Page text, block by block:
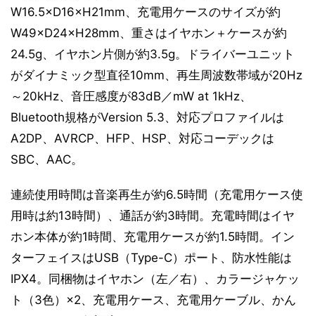
W16.5×D16×H21mm、充電用ケースのサイズが約
W49×D24×H28mm、重さはイヤホン＋ケースが約
24.5g、イヤホン片側が約3.5g。ドライバーユニット
がダイナミック型直径10mm、再生周波数帯域が20Hz
～20kHz、音圧感度が83dB／mW at 1kHz、
Bluetooth規格がVersion 5.3、対応プロファイルは
A2DP、AVRCP、HFP、HSP、対応コーデックは
SBC、AAC。
連続使用時間は音楽再生が約6.5時間（充電用ケース使
用時は約13時間）、通話が約3時間。充電時間はイヤ
ホン本体が約1時間、充電用ケースが約1.5時間。イン
ターフェイスはUSB（Type-C）ポート、防水性能は
IPX4。同梱物はイヤホン（左／右）、カラージャケッ
ト（3色）×2、充電用ケース、充電用ケーブル、かん